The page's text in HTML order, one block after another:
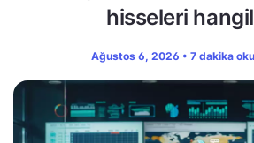
hisseleri
Ağustos 6, 2026 • 7 dakika